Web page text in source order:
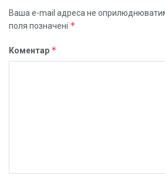
Ваша e-mail адреса не
поля позначені *
Коментар *